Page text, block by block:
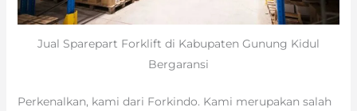
Jual Sparepart Forklift di Kabupaten Gunung Kidul
Bergaransi
Perkenalkan, kami dari Forkindo. Kami merupakan salah